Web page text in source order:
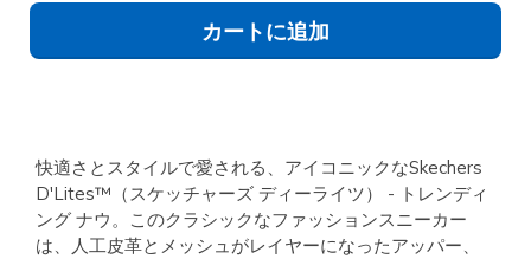
カートに追加
快適さとスタイルで愛される、アイコニックなSkechers
D'Lites™（スケッチャーズ ディーライツ） - トレンディ
ング ナウ。このクラシックなファッションスニーカー
は、人工皮革とメッシュがレイヤーになったアッパー、